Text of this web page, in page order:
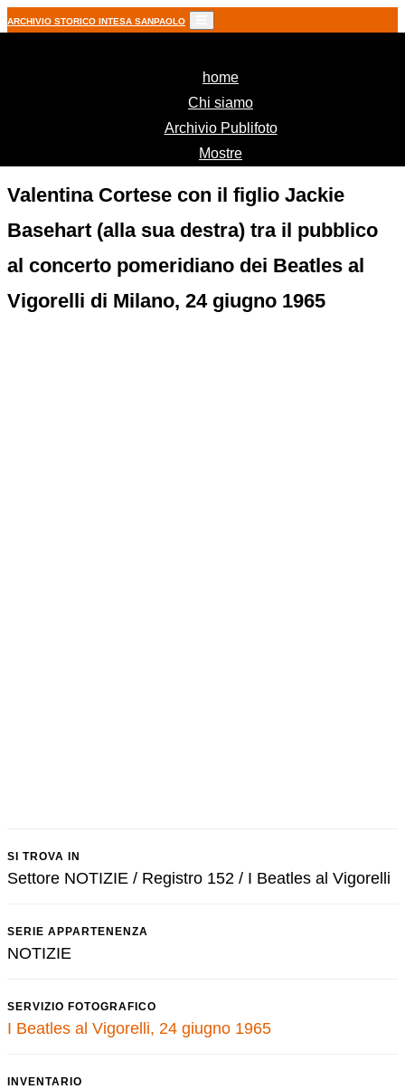
ARCHIVIO STORICO INTESA SANPAOLO
home(current)
Chi siamo
Archivio Publifoto
Mostre
Valentina Cortese con il figlio Jackie
Basehart (alla sua destra) tra il pubblico
al concerto pomeridiano dei Beatles al
Vigorelli di Milano, 24 giugno 1965
SI TROVA IN
Settore NOTIZIE / Registro 152 / I Beatles al Vigorelli
SERIE APPARTENENZA
NOTIZIE
SERVIZIO FOTOGRAFICO
I Beatles al Vigorelli, 24 giugno 1965
INVENTARIO